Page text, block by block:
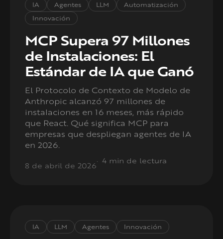
IA Agentes LLM
Automatización
Innovación
MCP Supera 97 Millones
de Instalaciones: El
Estándar de IA que Ganó
El Protocolo de Contexto de Modelo de
Anthropic alcanzó 97 millones de
instalaciones en 16 meses, más rápido
que React. Qué significa MCP para
empresas que despliegan agentes de IA
en 2026.
8 de abril de 2026
4 min de lectura
IA LLM Agentes Innovación